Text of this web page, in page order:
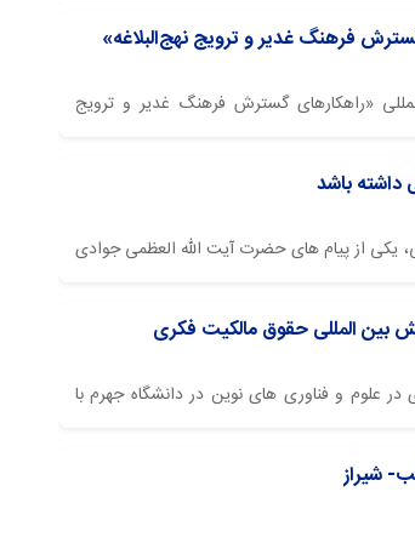
فرهنگ غدیر و ترویج نهج‌البلاغه»
«راهکارهای گسترش فرهنگ غدیر و ترویج
داشته باشد
یکی از پیام های حضرت آیت الله العظمی جوادی
بین المللی حقوق مالکیت فکری
علوم و فناوری های نوین در دانشگاه جهرم با
شیراز